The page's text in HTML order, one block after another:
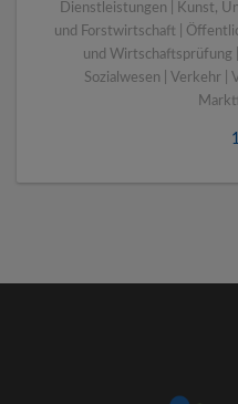
Dienstleistungen | Kunst,
und Forstwirtschaft |
und Wirtschaftsprüfung
Sozialwesen | Verkehr |